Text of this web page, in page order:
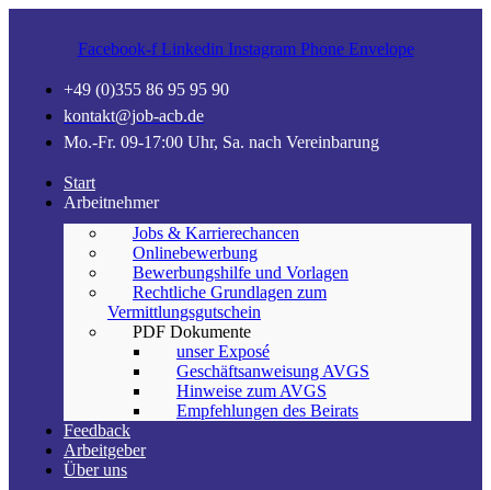
Facebook-f Linkedin Instagram Phone Envelope
+49 (0)355 86 95 95 90
kontakt@job-acb.de
Mo.-Fr. 09-17:00 Uhr, Sa. nach Vereinbarung
Start
Arbeitnehmer
Jobs & Karrierechancen
Onlinebewerbung
Bewerbungshilfe und Vorlagen
Rechtliche Grundlagen zum
Vermittlungsgutschein
PDF Dokumente
unser Exposé
Geschäftsanweisung AVGS
Hinweise zum AVGS
Empfehlungen des Beirats
Feedback
Arbeitgeber
Über uns